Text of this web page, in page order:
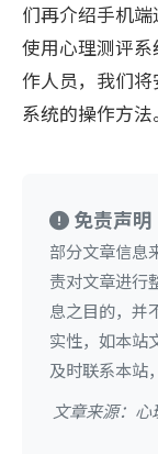
们再介绍手机
使用心理测评
作人员，我们
系统的操作方法。
免责声明
部分文章信息
责对文章进行
息之目的，并
实性，如本站
及时联系本站
文章来源：心